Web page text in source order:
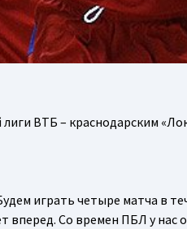
ВТБ – краснодарским
играть четыре матча в
вперед. Со времен ПБЛ у нас